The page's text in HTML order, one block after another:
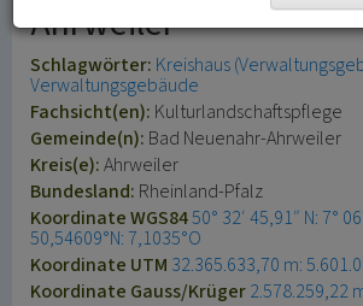
Ahrweiler
Schlagwörter: Kreishaus
Verwaltungsgebäude
Fachsicht(en): Kulturlandschaftspflege
Gemeinde(n): Bad Neuenahr-Ahrweiler
Kreis(e):Ahrweiler
Bundesland: Rheinland-Pfalz
Koordinate WGS8450° 32′ 45,91″ N: 7°
50,54609°N: 7,1035°O
Koordinate UTM 32.365.633,70 m:
Koordinate Gauss/Krüger2.578.259,22